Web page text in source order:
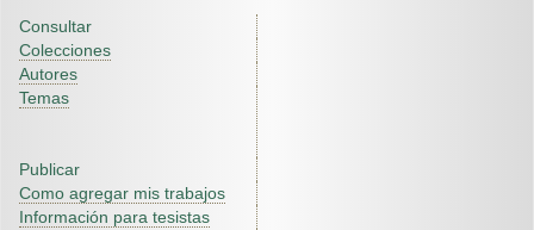
Consultar
Colecciones
Autores
Temas
Publicar
Como agregar mis trabajos
Información para tesistas